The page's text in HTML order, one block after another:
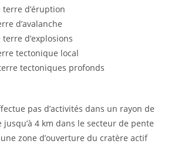
d’éruption
d’avalanche
d’explosions
tectonique local
tectoniques profonds
pas d’activités dans un rayon de
jusqu’à 4 km dans le secteur de pente
zone d’ouverture du cratère actif